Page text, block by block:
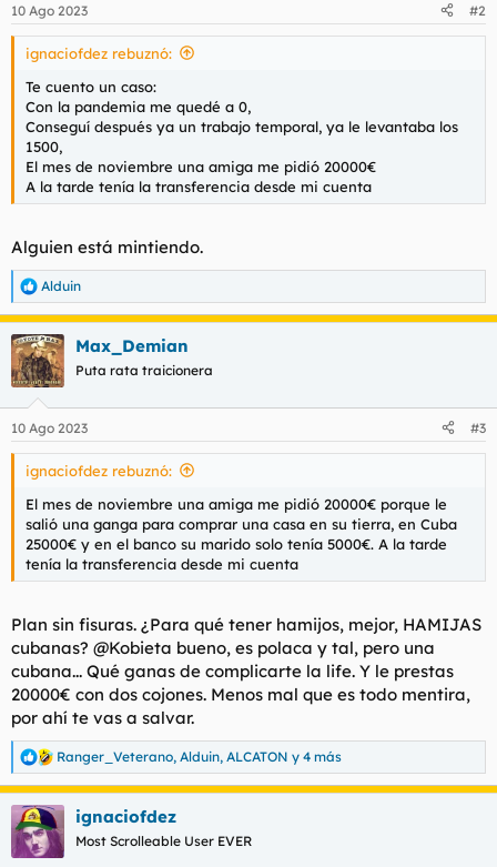
e
s
10 Ago 2023 #2
ignaciofdez rebuznó:
Te cuento un caso:
Con la pandemia me quedé a 0,
Conseguí después ya un trabajo temporal, ya le levantaba los
1500,
El mes de noviembre una amiga me pidió 20000€
A la tarde tenía la transferencia desde mi cuenta
Alguien está mintiendo.
R
e
a
c
c
i
e
s
Alduin
Max_Demian
Puta rata traicionera
10 Ago 2023 #3
ignaciofdez rebuznó:
El mes de noviembre una amiga me pidió 20000€ porque le
salió una ganga para comprar una casa en su tierra, en Cuba
25000€ y en el banco su marido solo tenía 5000€. A la tarde
tenía la transferencia desde mi cuenta
Plan sin fisuras. ¿Para qué tener hamijos, mejor, HAMIJAS
cubanas? @Kobieta bueno, es polaca y tal, pero una
cubana... Qué ganas de complicarte la life. Y le prestas
20000€ con dos cojones. Menos mal que es todo mentira,
por ahí te vas a salvar.
R
e
a
c
c
i
Ranger_Veterano, Alduin, ALCATON y 4 más
ignaciofdez
Most Scrolleable User EVER